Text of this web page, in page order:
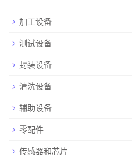
加工设备
测试设备
封装设备
清洗设备
辅助设备
零配件
传感器和芯片